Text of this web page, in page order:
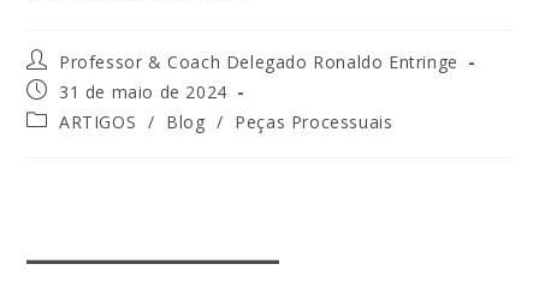
Professor & Coach Delegado Ronaldo Entringe
31 de maio de 2024
ARTIGOS / Blog / Peças Processuais